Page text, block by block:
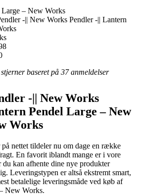
Large – New Works
-|| New Works Pendler -|| Lantern
baseret på 37anmeldelser
-|| New Works
Pendel Large – New
Works
nettet tildeler nu om dage en række
En favorit iblandt mange er i vore
du kan afhente dine nye produkter
Leveringstypen er altså ekstremt smart,
betalelige leveringsmåde ved køb af
New Works.